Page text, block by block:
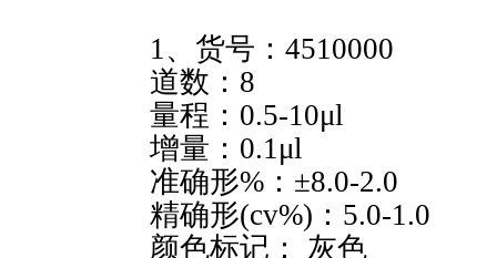
1、货号：4510000
道数：8
量程：0.5-10μl
增量：0.1μl
准确形%：±8.0-2.0
精确形(cv%)：5.0-1.0
颜色标记： 灰色